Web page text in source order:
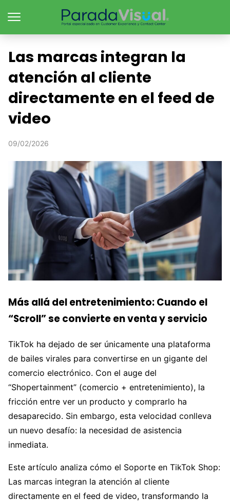
Las marcas integran la
atención al cliente
directamente en el feed de
video
09/02/2026
Más allá del entretenimiento: Cuando el
“Scroll” se convierte en venta y servicio
TikTok ha dejado de ser únicamente una plataforma
de bailes virales para convertirse en un gigante del
comercio electrónico. Con el auge del
“Shopertainment” (comercio + entretenimiento), la
fricción entre ver un producto y comprarlo ha
desaparecido. Sin embargo, esta velocidad conlleva
un nuevo desafío: la necesidad de asistencia
inmediata.
Este artículo analiza cómo el Soporte en TikTok Shop:
Las marcas integran la atención al cliente
directamente en el feed de video, transformando la